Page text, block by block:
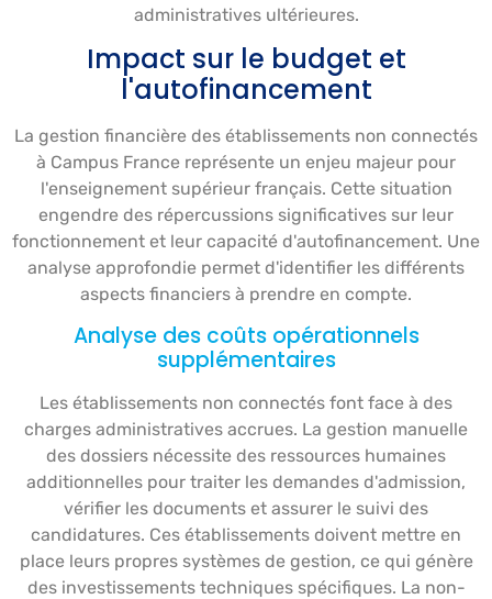
administratives ultérieures.
Impact sur le budget et
l'autofinancement
La gestion financière des établissements non connectés
à Campus France représente un enjeu majeur pour
l'enseignement supérieur français. Cette situation
engendre des répercussions significatives sur leur
fonctionnement et leur capacité d'autofinancement. Une
analyse approfondie permet d'identifier les différents
aspects financiers à prendre en compte.
Analyse des coûts opérationnels
supplémentaires
Les établissements non connectés font face à des
charges administratives accrues. La gestion manuelle
des dossiers nécessite des ressources humaines
additionnelles pour traiter les demandes d'admission,
vérifier les documents et assurer le suivi des
candidatures. Ces établissements doivent mettre en
place leurs propres systèmes de gestion, ce qui génère
des investissements techniques spécifiques. La non-